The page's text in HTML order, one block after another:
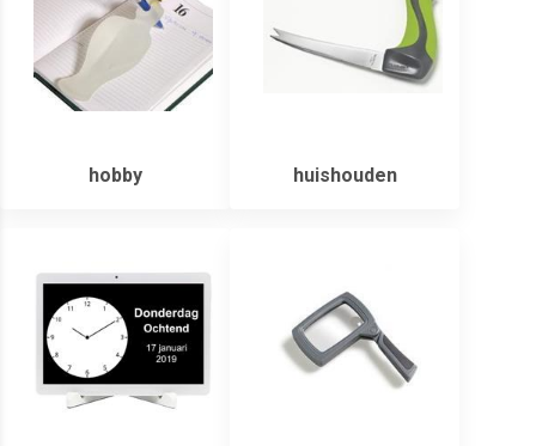
hobby huishouden